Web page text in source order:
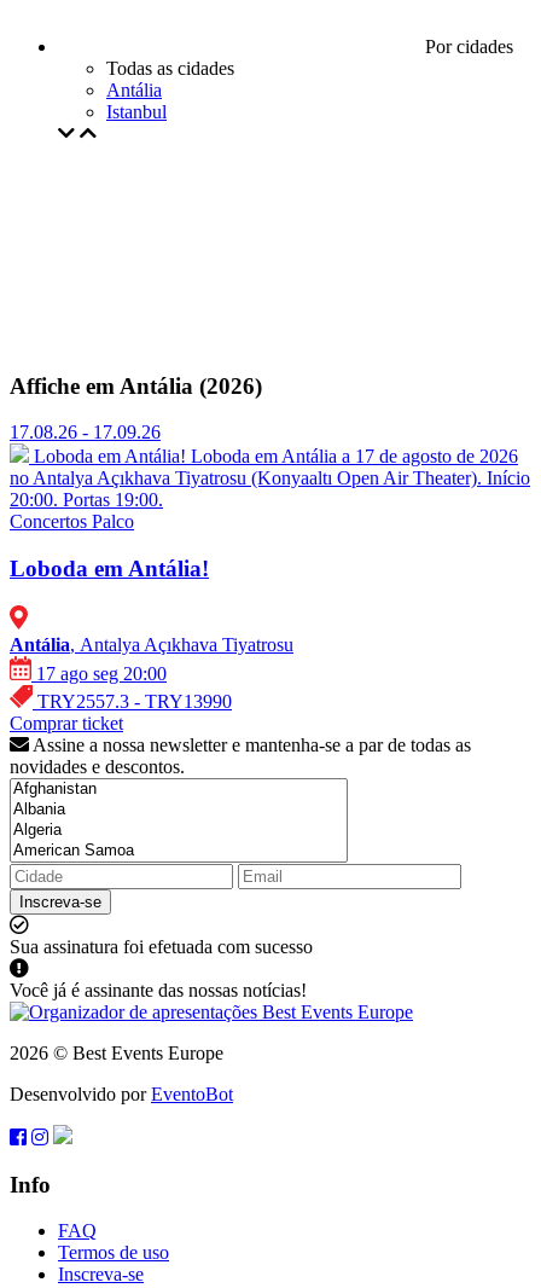
Por cidades
Todas as cidades
Antália
Istanbul
Affiche em Antália (2026)
17.08.26 - 17.09.26
Loboda em Antália! Loboda em Antália a 17 de agosto de 2026
no Antalya Açıkhava Tiyatrosu (Konyaaltı Open Air Theater). Início
20:00. Portas 19:00.
Concertos Palco
Loboda em Antália!
Antália, Antalya Açıkhava Tiyatrosu
17 ago seg 20:00
TRY2557.3 - TRY13990
Comprar ticket
Assine a nossa newsletter e mantenha-se a par de todas as
novidades e descontos.
Inscreva-se
Sua assinatura foi efetuada com sucesso
Você já é assinante das nossas notícias!
2026 © Best Events Europe
Desenvolvido porEventoBot
Info
FAQ
Termos de uso
Inscreva-se